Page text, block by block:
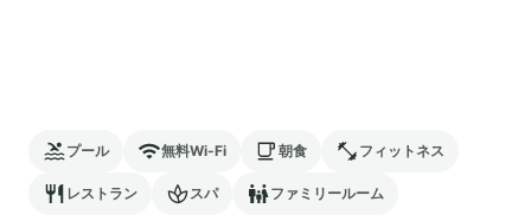
プール 無料Wi-Fi 朝食 フィットネス
レストラン スパ ファミリールーム